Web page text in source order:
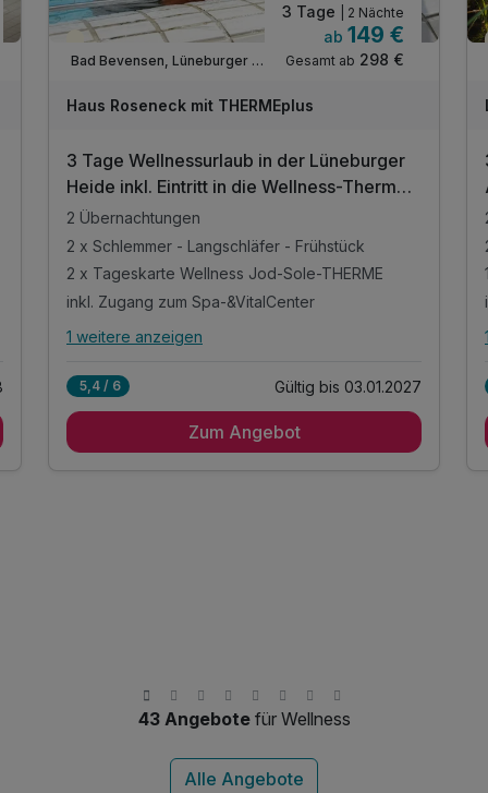
Teilweise ausgelastet
Bad Bevensen, Lüneburger Heide
3 Tage | 2 Nächte
ab 149 €
Gesamt ab 298 €
Haus Roseneck mit THERMEplus
3 Tage Wellnessurlaub in der Lüneburger
Heide inkl. Eintritt in die Wellness-Therme
für 2 Tage
2 Übernachtungen
2 x Schlemmer - Langschläfer - Frühstück
2 x Tageskarte Wellness Jod-Sole-THERME
inkl. Zugang zum Spa-&VitalCenter
Alle Inklusivleistungen
2 x Schlemmer - Langschläfer - Frühstück
1 weitere anzeigen
5,4 / 6 Gültig bis 03.01.2027
Zum Angebot
43 Angebotefür Wellness